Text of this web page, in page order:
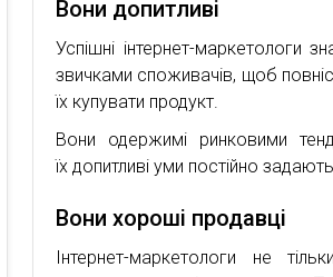
Вони допитливі
Успішні інтернет-маркетологи
звичками споживачів, щоб
їх купувати продукт.
Вони одержимі ринковими
їх допитливі уми постійно
Вони хороші продавці
Інтернет-маркетологи не